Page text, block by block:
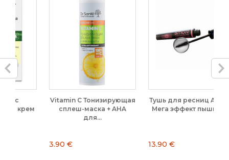
Vitamin C Тонизирующая
сплеш-маска + AHA
Тушь для ресниц Amore.
Мега эффект пышных,...
13.90 €